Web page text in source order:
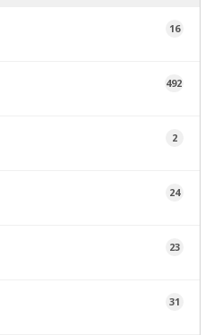
16
492
2
24
23
31